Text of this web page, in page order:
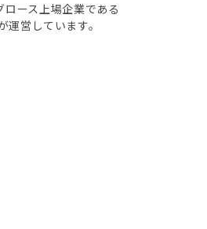
ロース上場企業である
営しています。